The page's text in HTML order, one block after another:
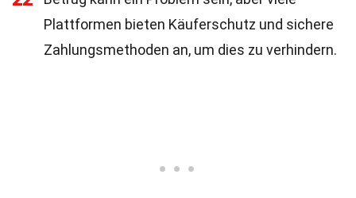
Plattformen bieten Käuferschutz und sichere
Zahlungsmethoden an, um dies zu verhindern.